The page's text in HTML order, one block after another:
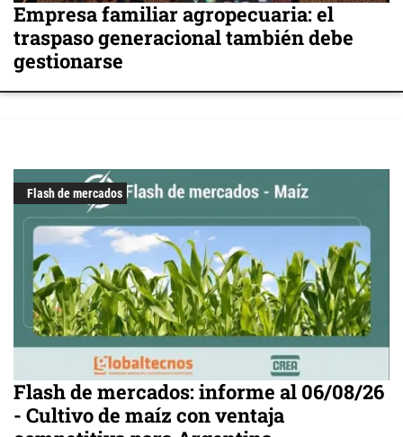
Empresa familiar agropecuaria: el
traspaso generacional también debe
gestionarse
Flash de mercados
Flash de mercados: informe al 06/08/26
- Cultivo de maíz con ventaja